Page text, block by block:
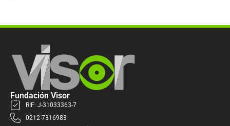
Fundación Visor
RIF: J-31033363-7
0212-7316983